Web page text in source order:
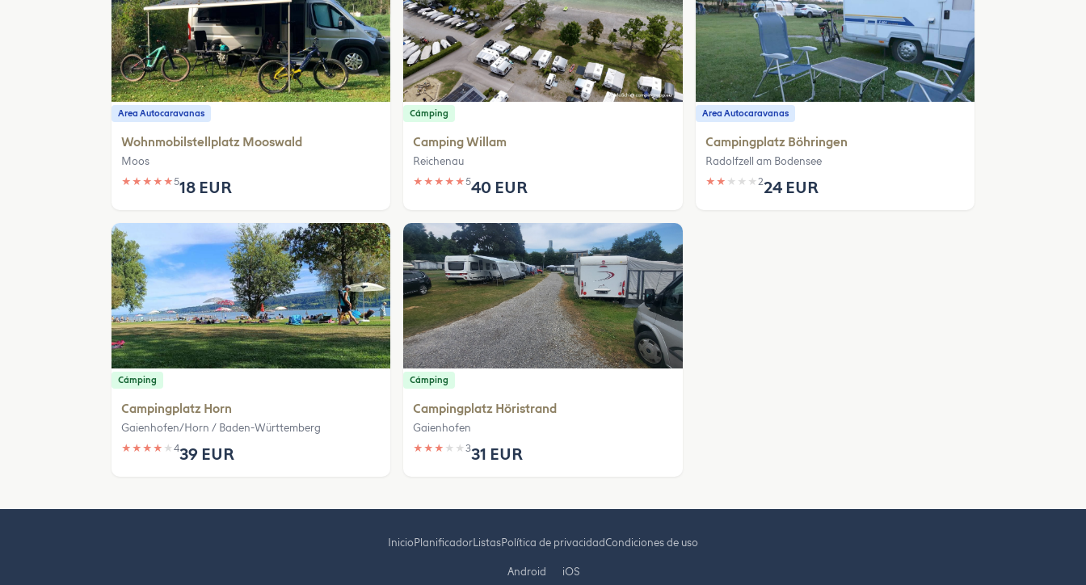
Area Autocaravanas
Wohnmobilstellplatz Mooswald
Moos
★ ★ ★ ★ ★518 EUR
Cámping
Camping Willam
Reichenau
★ ★ ★ ★ ★540 EUR
Area Autocaravanas
Campingplatz Böhringen
Radolfzell am Bodensee
★ ★ ★ ★ ★ 224 EUR
Cámping
Campingplatz Horn
Gaienhofen/Horn / Baden-Württemberg
★ ★ ★ ★ ★ 439 EUR
Cámping
Campingplatz Höristrand
Gaienhofen
★ ★ ★ ★ ★331 EUR
Inicio PlanificadorListasPolítica de privacidadCondiciones de uso
Android iOS